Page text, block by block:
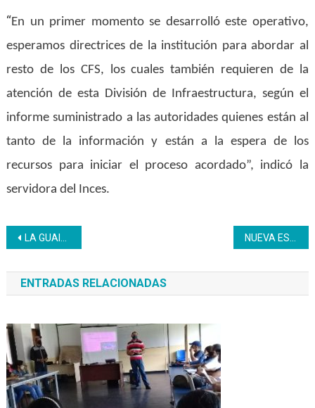
“En un primer momento se desarrolló este operativo,
esperamos directrices de la institución para abordar al
resto de los CFS, los cuales también requieren de la
atención de esta División de Infraestructura, según el
informe suministrado a las autoridades quienes están al
tanto de la información y están a la espera de los
recursos para iniciar el proceso acordado”, indicó la
servidora del Inces.
Navegación
de
entradas
LA GUAIRA | Inces inauguró aula para la formación virtual NUEVA ESPARTA | Inces se alía con Escuela del Poder Popular Pdval
ENTRADAS RELACIONADAS